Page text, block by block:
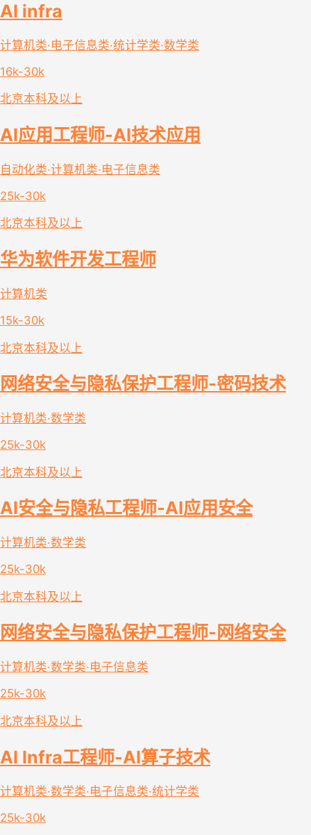
AI infra
计算机类·电子信息类·统计学类·数学类
16k-30k
北京本科及以上
AI应用工程师-AI技术应用
自动化类·计算机类·电子信息类
25k-30k
北京本科及以上
华为软件开发工程师
计算机类
15k-30k
北京本科及以上
网络安全与隐私保护工程师-密码技术
计算机类·数学类
25k-30k
北京本科及以上
AI安全与隐私工程师-AI应用安全
计算机类·数学类
25k-30k
北京本科及以上
网络安全与隐私保护工程师-网络安全
计算机类·数学类·电子信息类
25k-30k
北京本科及以上
AI Infra工程师-AI算子技术
计算机类·数学类·电子信息类·统计学类
25k-30k